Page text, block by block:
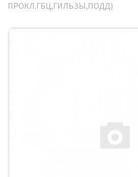
ПРОКЛ.ГБЦ,ГИЛЬЗЫ,ПОДД)